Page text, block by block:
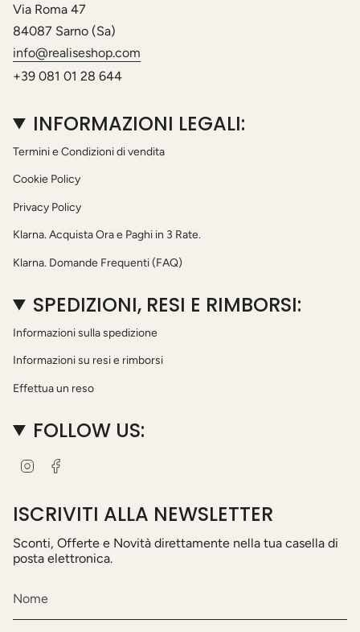
Via Roma 47
84087 Sarno (Sa)
info@realiseshop.com
+39 081 01 28 644
INFORMAZIONI LEGALI:
Termini e Condizioni di vendita
Cookie Policy
Privacy Policy
Klarna. Acquista Ora e Paghi in 3 Rate.
Klarna. Domande Frequenti (FAQ)
SPEDIZIONI, RESI E RIMBORSI:
Informazioni sulla spedizione
Informazioni su resi e rimborsi
Effettua un reso
FOLLOW US:
t
a
r
a
e
b
o
k
ISCRIVITI ALLA NEWSLETTER
Sconti, Offerte e Novità direttamente nella tua casella di
posta elettronica.